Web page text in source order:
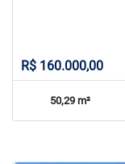
R$ 160.000,00
50,29 m²